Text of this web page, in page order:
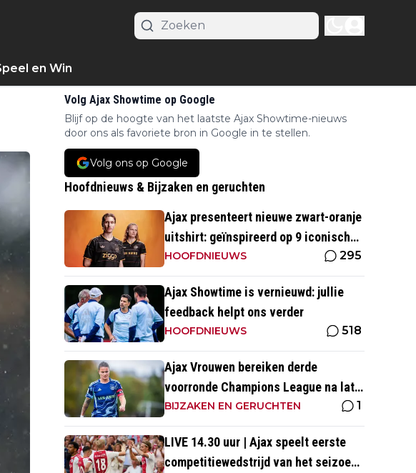
en Win
Volg Ajax Showtime op Google
Blijf op de hoogte van het laatste Ajax Showtime-nieuws
door ons als favoriete bron in Google in te stellen.
Volg ons op Google
Hoofdnieuws & Bijzaken en geruchten
Ajax presenteert nieuwe zwart-oranje
uitshirt: geïnspireerd op 9 iconische
momenten uit clubhistorie
HOOFDNIEUWS 295
Ajax Showtime is vernieuwd: jullie
feedback helpt ons verder
HOOFDNIEUWS 518
Ajax Vrouwen bereiken derde
voorronde Champions League na late
zege op Rangers FC
BIJZAKEN EN GERUCHTEN 1
LIVE 14.30 uur | Ajax speelt eerste
competitiewedstrijd van het seizoen